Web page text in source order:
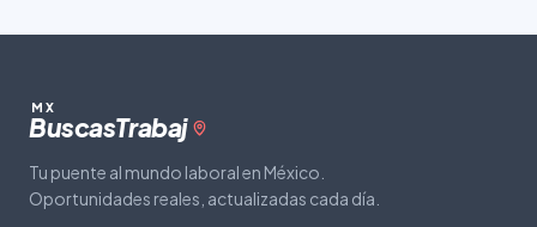
MX
BuscasTrabaj
Tu puente al mundo laboral en México.
Oportunidades reales, actualizadas cada día.